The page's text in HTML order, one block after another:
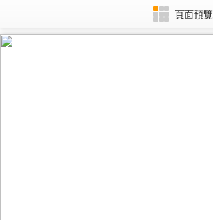
頁面預覽